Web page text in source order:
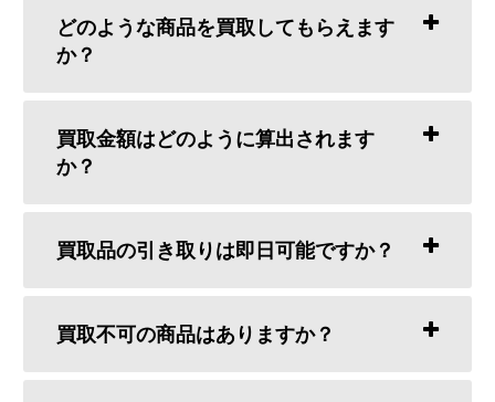
どのような商品を買取してもらえます
か？
買取金額はどのように算出されます
か？
買取品の引き取りは即日可能ですか？
買取不可の商品はありますか？